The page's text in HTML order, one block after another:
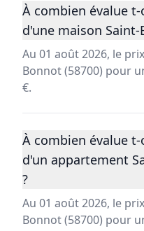
À combien évalue
d'une maison Saint-
Au 01 août 2026, le
Bonnot (58700) pour
€.
À combien évalue
d'un appartement
?
Au 01 août 2026, le
Bonnot (58700) pour